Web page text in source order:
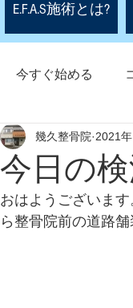
E.F.A.S施術とは?
今すぐ始める
今日の
幾久整骨院 2021
おはようございま
ら整骨院前の道路